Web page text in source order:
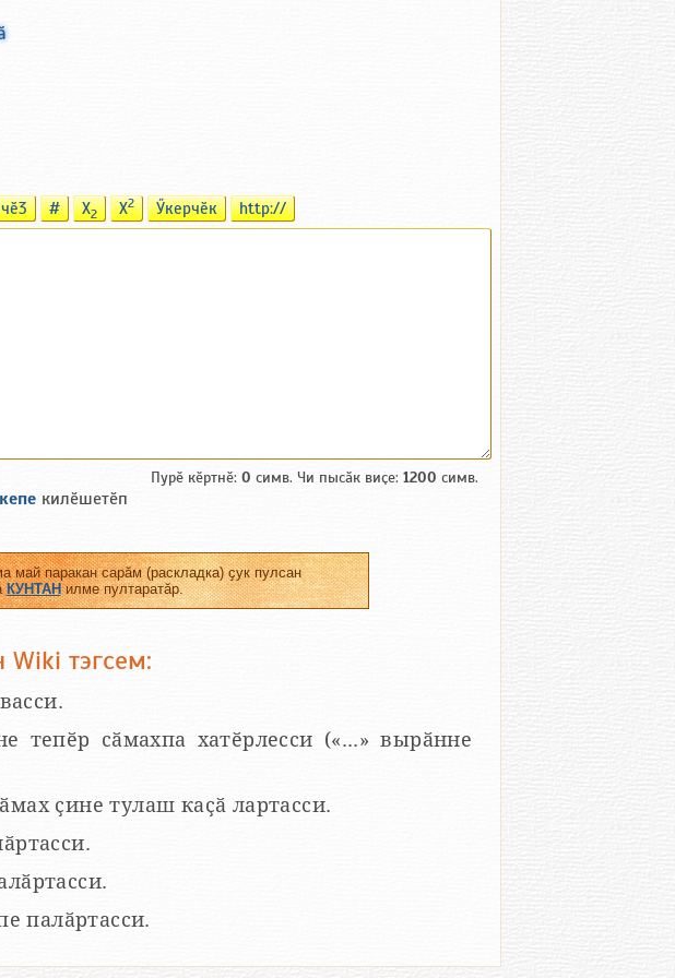
# X2 X2 Ӳкерчӗк http://
Пурӗ кӗртнӗ: 0 симв. Чи пысӑк виҫе: 1200 симв.
килӗшетӗп
май паракан сарӑм (раскладка) ҫук пулсан
КУНТАНилме пултаратӑр.
Wiki тэгсем:
тепӗр сӑмахпа хатӗрлесси («...» вырӑнне
ҫине тулаш каҫӑ лартасси.
палӑртасси.